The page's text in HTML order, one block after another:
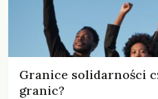
Granice solidarności
granic?